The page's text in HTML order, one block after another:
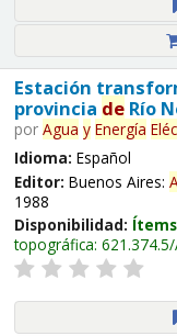
Estación
provincia deRío
por Agua y Energía
Idioma: Español
Editor: Buenos Aires:
1988
Disponibilidad:
topográfica: